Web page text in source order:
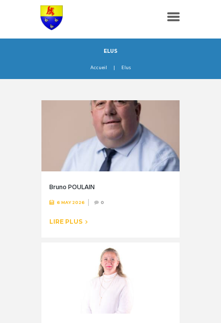
ELUS
Accueil Elus
Bruno POULAIN
6 MAY 2026 0
LIRE PLUS